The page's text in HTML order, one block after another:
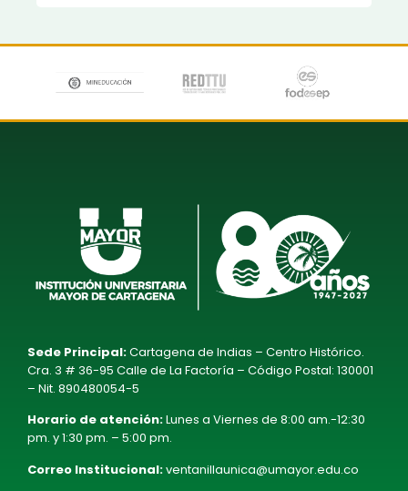
Sede Principal:Cartagena de Indias – Centro Histórico.
Cra. 3 # 36-95 Calle de La Factoría – Código Postal: 130001
– Nit. 890480054-5
Horario de atención:Lunes a Viernes de 8:00 am.-12:30
pm. y 1:30 pm. – 5:00 pm.
Correo Institucional:ventanillaunica@umayor.edu.co